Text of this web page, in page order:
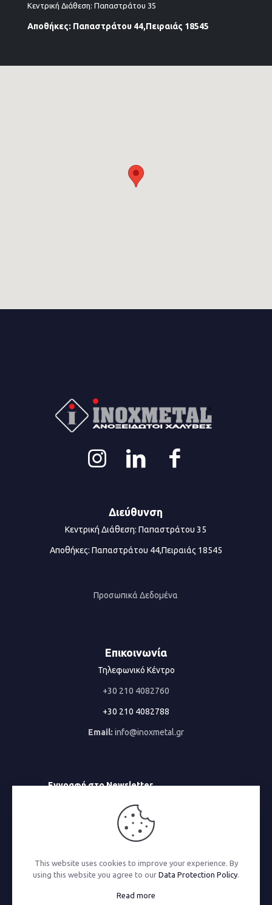
Κεντρική Διάθεση: Παπαστράτου 35
Αποθήκες: Παπαστράτου 44,Πειραιάς 18545
Διεύθυνση
Κεντρική Διάθεση: Παπαστράτου 35
Αποθήκες: Παπαστράτου 44,Πειραιάς 18545
Προσωπικά Δεδομένα
Επικοινωνία
Τηλεφωνικό Κέντρο
+30 210 4082760
+30 210 4082788
Email: info@inoxmetal.gr
Εγγραφή στο Newsletter
This website uses cookies to improve your experience. By
using this website you agree to our Data Protection Policy.
Read more